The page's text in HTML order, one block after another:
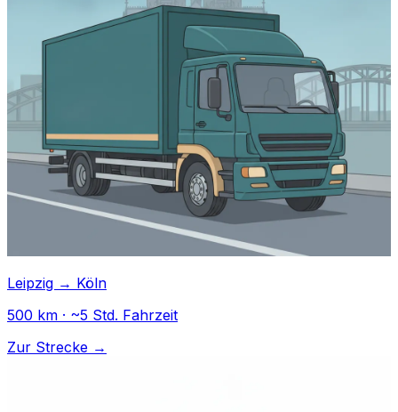
Leipzig → Köln
500 km · ~5 Std. Fahrzeit
Zur Strecke →